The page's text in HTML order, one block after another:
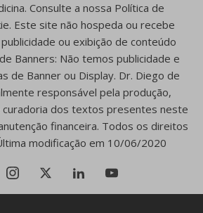
Consulte a nossa Política de
Este site não hospeda ou recebe
ou exibição de conteúdo
Banners: Não temos publicidade e
de Banner ou Display. Dr. Diego de
responsável pela produção,
curadoria dos textos presentes neste
financeira. Todos os direitos
modificação em 10/06/2020